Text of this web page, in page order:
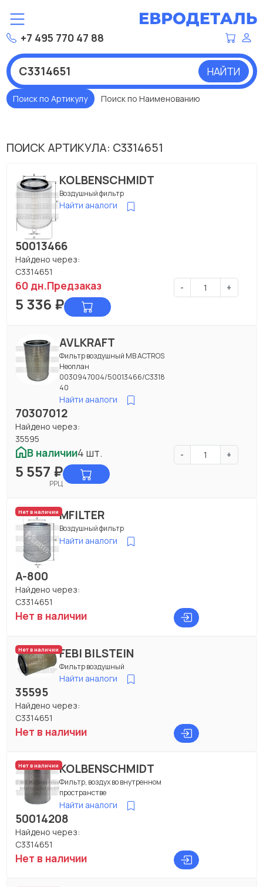
+7 495 770 47 88
НАЙТИ
Поиск по Артикулу Поиск по Наименованию
ПОИСК АРТИКУЛА: C3314651
KOLBENSCHMIDT
Воздушный фильтр
Найти аналоги
50013466
Найдено через:
C3314651
60 дн.Предзаказ - +
5 336 ₽
AVLKRAFT
Фильтр воздушный МВ ACTROS
Неоплан
0030947004/50013466/C3318
40
Найти аналоги
70307012
Найдено через:
35595
В наличии4 шт. - +
5 557 ₽
РРЦ
Нет в наличииMFILTER
Воздушный фильтр
Найти аналоги
A-800
Найдено через:
C3314651
Нет в наличии
Нет в наличииFEBI BILSTEIN
Фильтр воздушный
Найти аналоги
35595
Найдено через:
C3314651
Нет в наличии
Нет в наличииKOLBENSCHMIDT
Фильтр, воздух во внутренном
пространстве
Найти аналоги
50014208
Найдено через:
C3314651
Нет в наличии